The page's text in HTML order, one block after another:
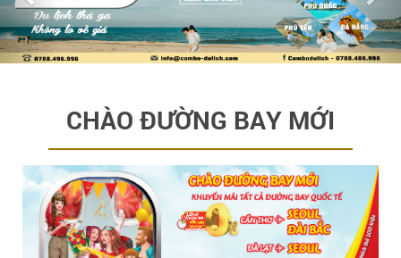
CHÀO ĐƯỜNG BAY MỚI